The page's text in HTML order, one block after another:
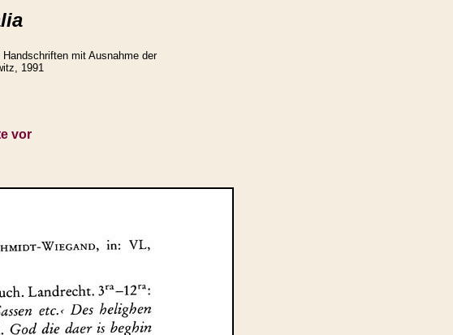
mit Ausnahme der
1991
vor